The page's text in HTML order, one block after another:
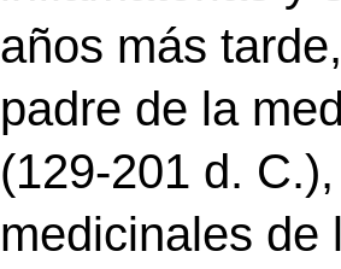
años más
padre de la
(129-201 d.
medicinales de